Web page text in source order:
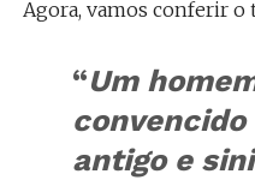
Agora, vamos conferir o
“Um
convencido
antigo e